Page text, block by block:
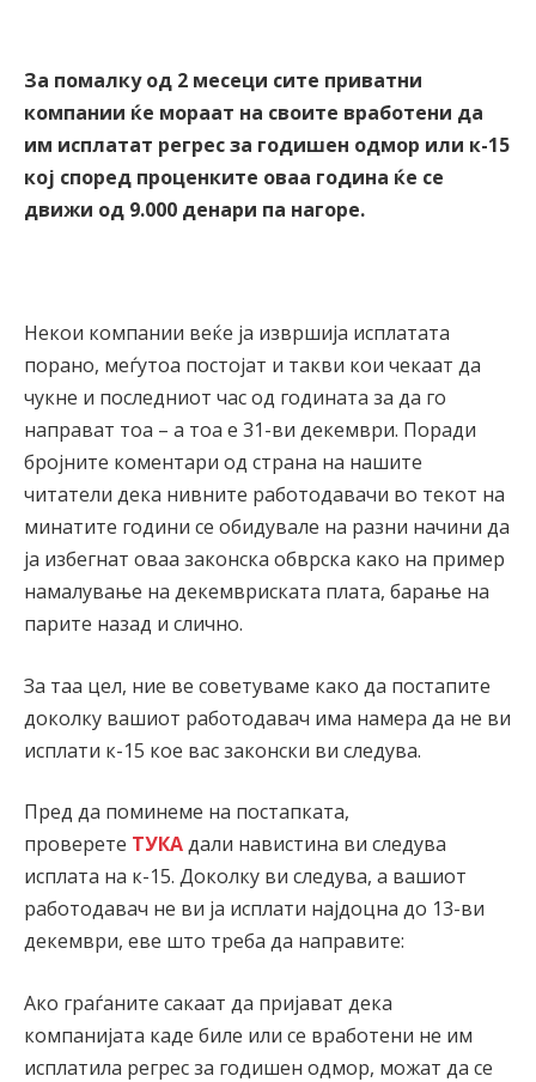
За помалку од 2 месеци сите приватни
компании ќе мораат на своите вработени да
им исплатат регрес за годишен одмор или к-15
кој според проценките оваа година ќе се
движи од 9.000 денари па нагоре.
Некои компании веќе ја извршија исплатата
порано, меѓутоа постојат и такви кои чекаат да
чукне и последниот час од годината за да го
направат тоа – а тоа е 31-ви декември. Поради
бројните коментари од страна на нашите
читатели дека нивните работодавачи во текот на
минатите години се обидувале на разни начини да
ја избегнат оваа законска обврска како на пример
намалување на декемвриската плата, барање на
парите назад и слично.
За таа цел, ние ве советуваме како да постапите
доколку вашиот работодавач има намера да не ви
исплати к-15 кое вас законски ви следува.
Пред да поминеме на постапката,
проверете ТУКАдали навистина ви следува
исплата на к-15. Доколку ви следува, а вашиот
работодавач не ви ја исплати најдоцна до 13-ви
декември, еве што треба да направите:
Ако граѓаните сакаат да пријават дека
компанијата каде биле или се вработени не им
исплатила регрес за годишен одмор, можат да се